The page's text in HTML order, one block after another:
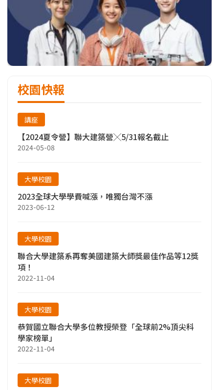
校園快報
講座
【2024夏令營】聯大建築營╳5/31報名截止
2024-05-08
大學校園
2023全球大學學費喊漲，唯獨台灣不漲
2023-06-12
大學校園
聯合大學建築系再奪美國建築大師獎最佳作品等12獎
項！
2022-11-04
大學校園
恭賀國立聯合大學多位教授榮登「全球前2%頂尖科
學家榜單」
2022-11-04
大學校園